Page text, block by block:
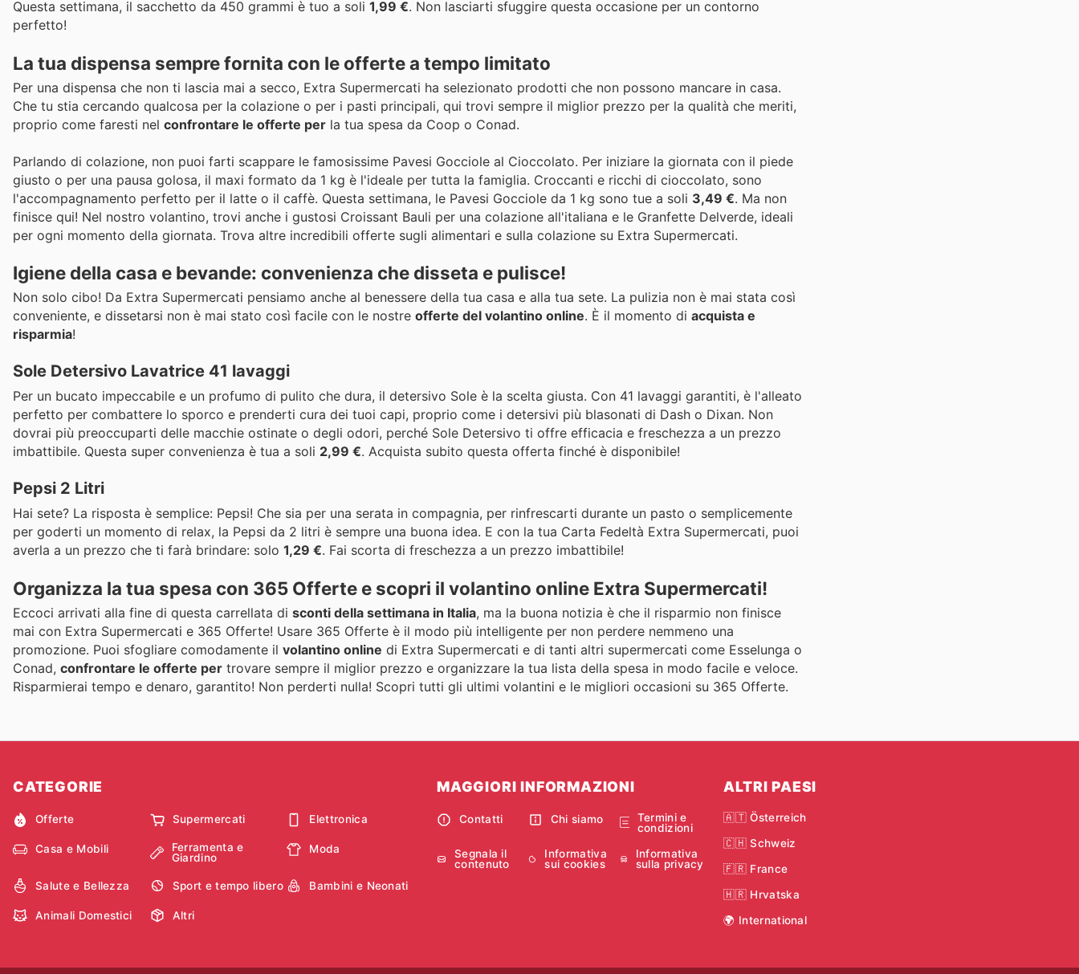
Questa settimana, il sacchetto da 450 grammi è tuo a soli 1,99 €. Non lasciarti sfuggire questa occasione per un contorno
perfetto!
La tua dispensa sempre fornita con le offerte a tempo limitato
Per una dispensa che non ti lascia mai a secco, Extra Supermercati ha selezionato prodotti che non possono mancare in casa.
Che tu stia cercando qualcosa per la colazione o per i pasti principali, qui trovi sempre il miglior prezzo per la qualità che meriti,
proprio come faresti nel confrontare le offerte per la tua spesa da Coop o Conad.
Parlando di colazione, non puoi farti scappare le famosissime Pavesi Gocciole al Cioccolato. Per iniziare la giornata con il piede
giusto o per una pausa golosa, il maxi formato da 1 kg è l'ideale per tutta la famiglia. Croccanti e ricchi di cioccolato, sono
l'accompagnamento perfetto per il latte o il caffè. Questa settimana, le Pavesi Gocciole da 1 kg sono tue a soli 3,49 €. Ma non
finisce qui! Nel nostro volantino, trovi anche i gustosi Croissant Bauli per una colazione all'italiana e le Granfette Delverde, ideali
per ogni momento della giornata. Trova altre incredibili offerte sugli alimentari e sulla colazione su Extra Supermercati.
Igiene della casa e bevande: convenienza che disseta e pulisce!
Non solo cibo! Da Extra Supermercati pensiamo anche al benessere della tua casa e alla tua sete. La pulizia non è mai stata così
conveniente, e dissetarsi non è mai stato così facile con le nostre offerte del volantino online. È il momento di acquista e
risparmia!
Sole Detersivo Lavatrice 41 lavaggi
Per un bucato impeccabile e un profumo di pulito che dura, il detersivo Sole è la scelta giusta. Con 41 lavaggi garantiti, è l'alleato
perfetto per combattere lo sporco e prenderti cura dei tuoi capi, proprio come i detersivi più blasonati di Dash o Dixan. Non
dovrai più preoccuparti delle macchie ostinate o degli odori, perché Sole Detersivo ti offre efficacia e freschezza a un prezzo
imbattibile. Questa super convenienza è tua a soli 2,99 €. Acquista subito questa offerta finché è disponibile!
Pepsi 2 Litri
Hai sete? La risposta è semplice: Pepsi! Che sia per una serata in compagnia, per rinfrescarti durante un pasto o semplicemente
per goderti un momento di relax, la Pepsi da 2 litri è sempre una buona idea. E con la tua Carta Fedeltà Extra Supermercati, puoi
averla a un prezzo che ti farà brindare: solo 1,29 €. Fai scorta di freschezza a un prezzo imbattibile!
Organizza la tua spesa con 365 Offerte e scopri il volantino online Extra Supermercati!
Eccoci arrivati alla fine di questa carrellata di sconti della settimana in Italia, ma la buona notizia è che il risparmio non finisce
mai con Extra Supermercati e 365 Offerte! Usare 365 Offerte è il modo più intelligente per non perdere nemmeno una
promozione. Puoi sfogliare comodamente il volantino online di Extra Supermercati e di tanti altri supermercati come Esselunga o
Conad, confrontare le offerte per trovare sempre il miglior prezzo e organizzare la tua lista della spesa in modo facile e veloce.
Risparmierai tempo e denaro, garantito! Non perderti nulla! Scopri tutti gli ultimi volantini e le migliori occasioni su 365 Offerte.
CATEGORIE
Offerte Supermercati Elettronica
Casa e Mobili
Ferramenta e
Giardino
Moda
Salute e Bellezza Sport e tempo libero Bambini e Neonati
Animali Domestici Altri
MAGGIORI INFORMAZIONI
Contatti Chi siamo
Termini e
condizioni
Segnala il
contenuto
Informativa
sui cookies
Informativa
sulla privacy
ALTRI PAESI
🇦🇹 Österreich
🇨🇭 Schweiz
🇫🇷 France
🇭🇷 Hrvatska
🌍 International